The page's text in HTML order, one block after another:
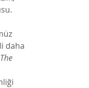
daha
The